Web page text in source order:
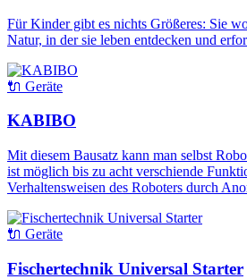
Für Kinder gibt es nichts Größeres: Sie
Natur, in der sie leben entdecken und
🔌 Geräte
KABIBO
Mit diesem Bausatz kann man selbst
ist möglich bis zu acht verschiende
Verhaltensweisen des Roboters durch
🔌 Geräte
Fischertechnik Universal Starter